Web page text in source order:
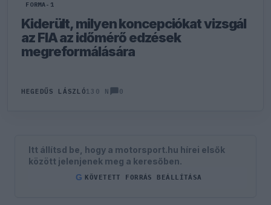
FORMA-1
Kiderült, milyen koncepciókat vizsgál
az FIA az időmérő edzések
megreformálására
HEGEDŰS LÁSZLÓ130 N 0
Itt állítsd be, hogy a motorsport.hu hírei elsők
között jelenjenek meg a keresőben.
G KÖVETETT FORRÁS BEÁLLÍTÁSA